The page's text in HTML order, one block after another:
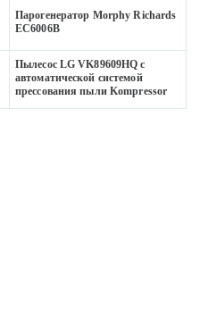
Парогенератор Morphy Richards
EC6006B
Пылесос LG VK89609HQ с
автоматической системой
прессования пыли Kompressor